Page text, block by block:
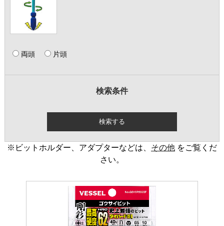
両頭 片頭
検索条件
※ビットホルダー、アダプターなどは、 その他をご覧くだ
さい。